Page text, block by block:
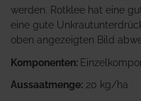
werden. Rotklee hat eine
eine gute
oben angezeigten Bild
Komponenten:
Aussaatmenge: 20 kg/ha